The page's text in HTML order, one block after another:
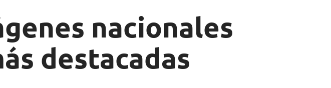
nacionales
destacadas